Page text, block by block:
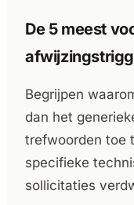
De 5 meest
Begrijpen
dan het
trefwoorden toe
specifieke
sollicitaties